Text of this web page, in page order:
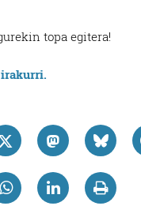
topa egitera!